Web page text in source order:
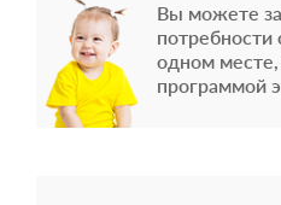
Вы можете
потребности
одном месте,
программой